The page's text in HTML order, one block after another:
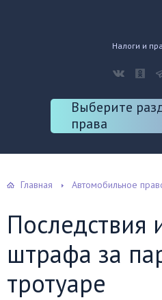
Налоги и
Выберите
права
Главная Автомобильное
Последствия
штрафа за
тротуаре